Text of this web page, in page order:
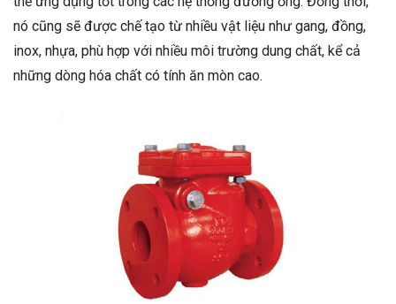
nó cũng sẽ được chế tạo từ nhiều vật liệu như gang, đồng,
inox, nhựa, phù hợp với nhiều môi trường dung chất, kể cả
những dòng hóa chất có tính ăn mòn cao.